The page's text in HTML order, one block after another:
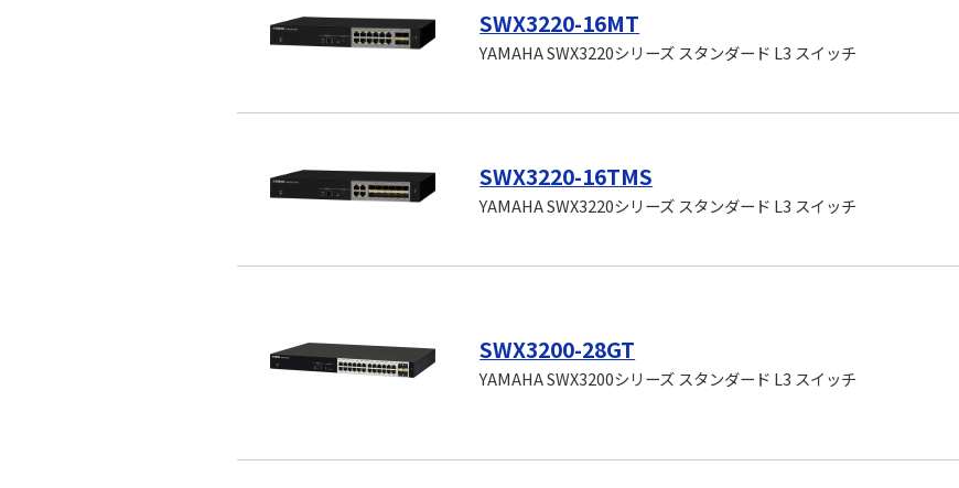
SWX3220-16MT
YAMAHA SWX3220シリーズ スタンダード L3 スイッチ
SWX3220-16TMS
YAMAHA SWX3220シリーズ スタンダード L3 スイッチ
SWX3200-28GT
YAMAHA SWX3200シリーズ スタンダード L3 スイッチ